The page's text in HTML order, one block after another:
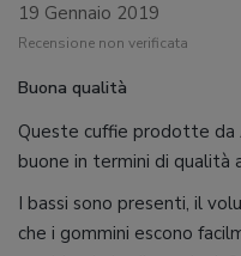
19 Gennaio 2019
Recensione non verificata
Buona qualità
Queste cuffie prodotte
buone in termini di qualità
I bassi sono presenti, il
che i gommini escono